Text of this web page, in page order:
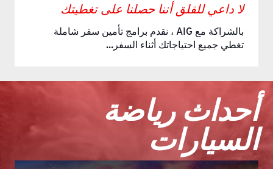
لا داعي للقلق أننا حصلنا على تغطيتك
بالشراكة مع AIG ، نقدم برامج تأمين سفر شاملة
تغطي جميع احتياجاتك أثناء السفر…
أحداث رياضة
السيارات